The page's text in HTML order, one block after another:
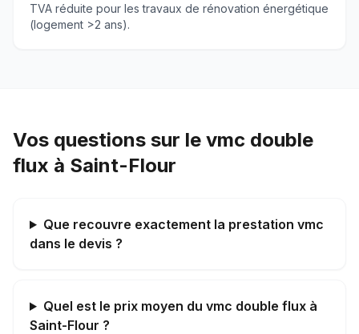
TVA réduite pour les travaux de rénovation énergétique
(logement >2 ans).
Vos questions sur le vmc double
flux à Saint-Flour
Que recouvre exactement la prestation vmc
dans le devis ?
Quel est le prix moyen du vmc double flux à
Saint-Flour ?